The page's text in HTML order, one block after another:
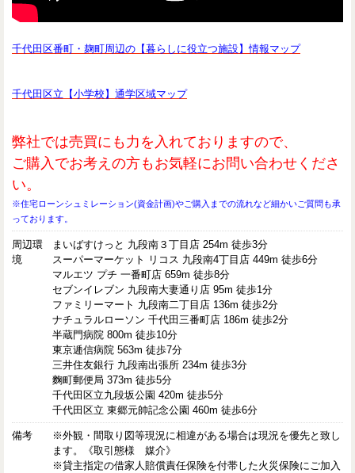
千代田区番町・麹町周辺の【暮らしに役立つ施設】情報マップ
千代田区立【小学校】通学区域マップ
弊社では売買にも力を入れておりますので、
ご購入でお考えの方もお気軽にお問い合わせくださ
い。
※住宅ローンシュミレーション(資金計画)やご購入までの流れなど細かいご質問も承
っております。
周辺環
境
まいばすけっと 九段南３丁目店 254m 徒歩3分
スーパーマーケット リコス 九段南4丁目店 449m 徒歩6分
マルエツ プチ 一番町店 659m 徒歩8分
セブンイレブン 九段南大妻通り店 95m 徒歩1分
ファミリーマート 九段南二丁目店 136m 徒歩2分
ナチュラルローソン 千代田三番町店 186m 徒歩2分
半蔵門病院 800m 徒歩10分
東京逓信病院 563m 徒歩7分
三井住友銀行 九段南出張所 234m 徒歩3分
麴町郵便局 373m 徒歩5分
千代田区立九段坂公園 420m 徒歩5分
千代田区立 東郷元帥記念公園 460m 徒歩6分
備考
※外観・間取り図等現況に相違がある場合は現況を優先と致し
ます。《取引態様 媒介》
※貸主指定の借家人賠償責任保険を付帯した火災保険にご加入